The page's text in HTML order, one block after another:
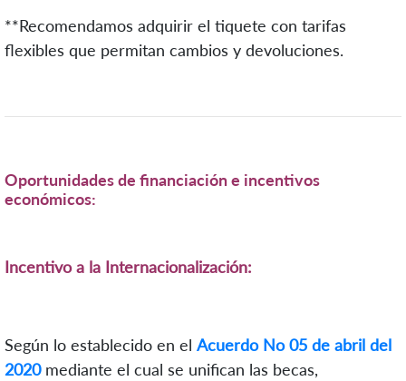
**Recomendamos adquirir el tiquete con tarifas
flexibles que permitan cambios y devoluciones.
Oportunidades de financiación e incentivos
económicos:
Incentivo a la Internacionalización:
Según lo establecido en el Acuerdo No 05 de abril del
2020mediante el cual se unifican las becas,